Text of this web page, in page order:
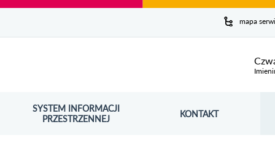
mapa
SYSTEM INFORMACJI
PRZESTRZENNEJ
OTWORZY SIĘ W NOWYM OKNIE KONTAKT